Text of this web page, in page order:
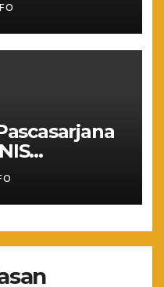
243
Saing
Negeri